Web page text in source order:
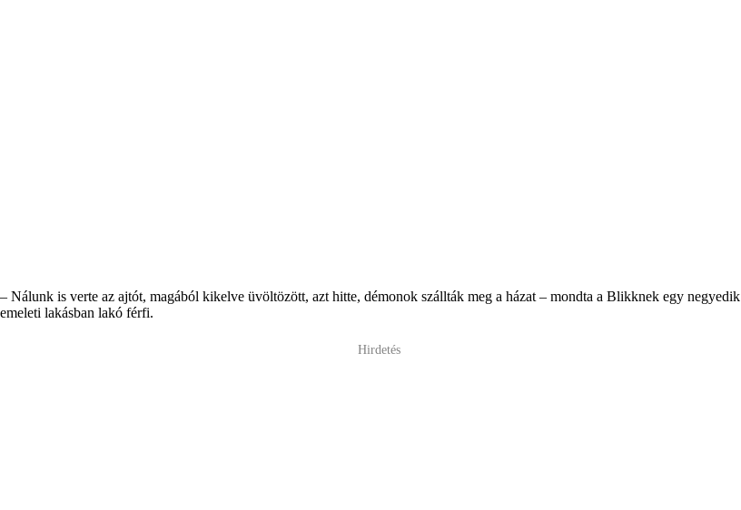
– Nálunk is verte az ajtót, magából kikelve üvöltözött, azt hitte, démonok szállták meg a házat – mondta a Blikknek egy negyedik
emeleti lakásban lakó férfi.
Hirdetés